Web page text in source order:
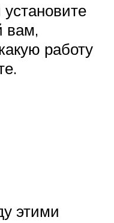
вам,
работу
этими